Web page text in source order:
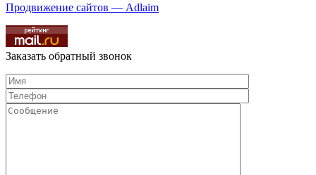
Продвижение сайтов — Adlaim
Заказать обратный звонок